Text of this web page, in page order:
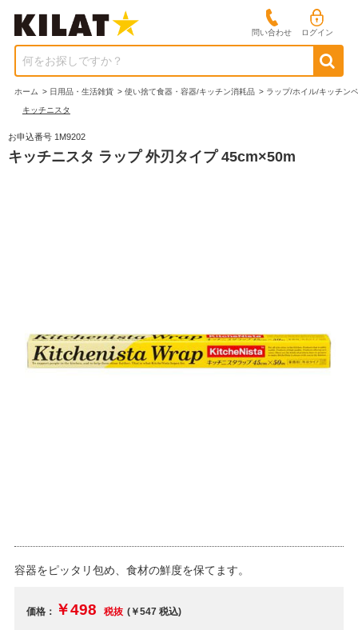
問い合わせ ログイン
何をお探しですか？
ホーム > 日用品・生活雑貨 > 使い捨て食器・容器/キッチン消耗品 > ラップ/ホイル/キッチン
キッチニスタ
お申込番号 1M9202
キッチニスタ ラップ 外刃タイプ 45cm×50m
容器をピッタリ包め、食材の鮮度を保てます。
価格： ￥498 税抜 (￥547税込)